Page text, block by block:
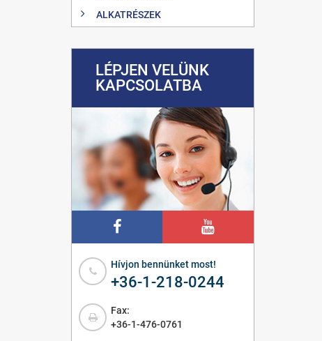
ALKATRÉSZEK
LÉPJEN VELÜNK
KAPCSOLATBA
Hívjon bennünket most!
+36-1-218-0244
Fax:
+36-1-476-0761